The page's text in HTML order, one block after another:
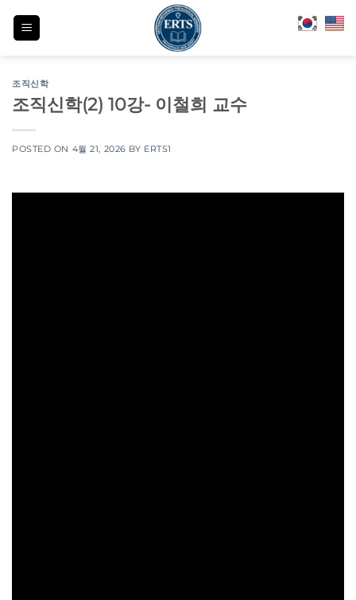
조직신학
조직신학(2) 10강- 이철희 교수
POSTED ON 4월 21, 2026 BY ERTS1